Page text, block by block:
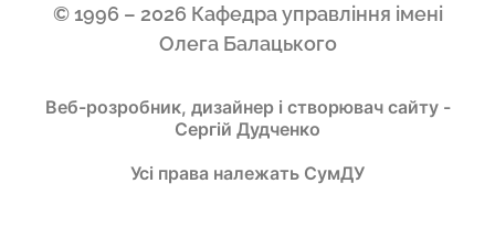
© 1996 – 2026 Кафедра управління імені
Олега Балацького
Веб-розробник, дизайнер і створювач сайту -
Сергій Дудченко
Усі права належать СумДУ